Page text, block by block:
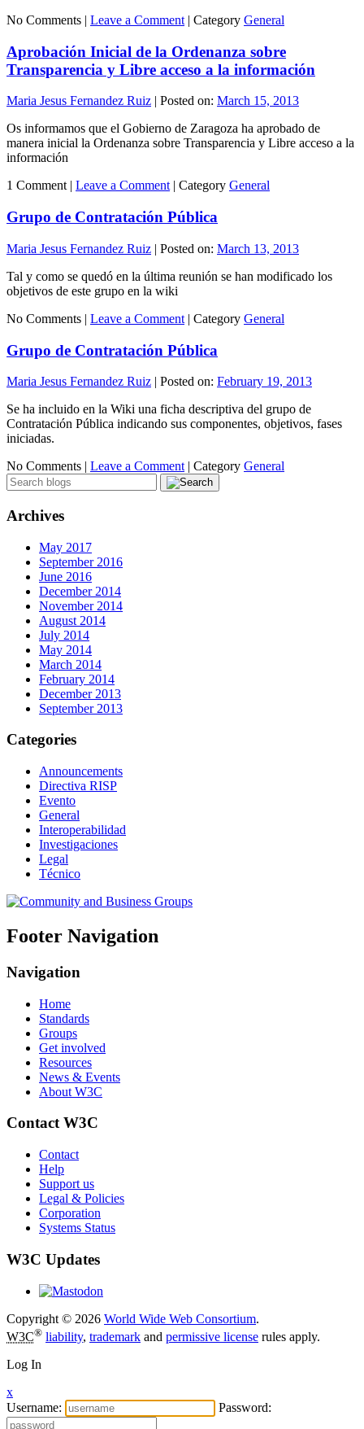
No Comments | Leave a Comment | Category General
Aprobación Inicial de la Ordenanza sobre
Transparencia y Libre acceso a la información
Maria Jesus Fernandez Ruiz | Posted on: March 15, 2013
Os informamos que el Gobierno de Zaragoza ha aprobado de
manera inicial la Ordenanza sobre Transparencia y Libre acceso a la
información
1 Comment | Leave a Comment | Category General
Grupo de Contratación Pública
Maria Jesus Fernandez Ruiz | Posted on: March 13, 2013
Tal y como se quedó en la última reunión se han modificado los
objetivos de este grupo en la wiki
No Comments | Leave a Comment | Category General
Grupo de Contratación Pública
Maria Jesus Fernandez Ruiz | Posted on: February 19, 2013
Se ha incluido en la Wiki una ficha descriptiva del grupo de
Contratación Pública indicando sus componentes, objetivos, fases
iniciadas.
No Comments | Leave a Comment | Category General
Archives
May 2017
September 2016
June 2016
December 2014
November 2014
August 2014
July 2014
May 2014
March 2014
February 2014
December 2013
September 2013
Categories
Announcements
Directiva RISP
Evento
General
Interoperabilidad
Investigaciones
Legal
Técnico
Footer Navigation
Navigation
Home
Standards
Groups
Get involved
Resources
News & Events
About W3C
Contact W3C
Contact
Help
Support us
Legal & Policies
Corporation
Systems Status
W3C Updates
Copyright © 2026 World Wide Web Consortium.
W3C® liability, trademark and permissive license rules apply.
Log In
x
Username:
Password: